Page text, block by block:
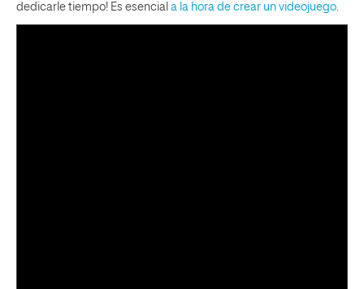
dedicarle tiempo! Es esencial a la hora de crear un videojuego